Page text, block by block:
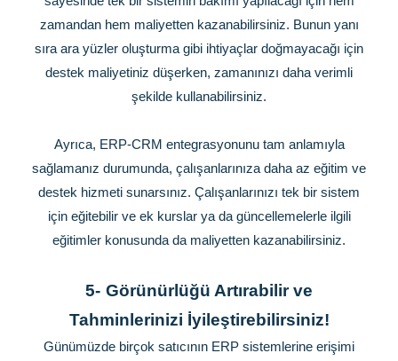
zamandan hem maliyetten kazanabilirsiniz. Bunun yanı
sıra ara yüzler oluşturma gibi ihtiyaçlar doğmayacağı için
destek maliyetiniz düşerken, zamanınızı daha verimli
şekilde kullanabilirsiniz.
Ayrıca, ERP-CRM entegrasyonunu tam anlamıyla
sağlamanız durumunda, çalışanlarınıza daha az eğitim ve
destek hizmeti sunarsınız. Çalışanlarınızı tek bir sistem
için eğitebilir ve ek kurslar ya da güncellemelerle ilgili
eğitimler konusunda da maliyetten kazanabilirsiniz.
5- Görünürlüğü Artırabilir ve
Tahminlerinizi İyileştirebilirsiniz!
Günümüzde birçok satıcının ERP sistemlerine erişimi